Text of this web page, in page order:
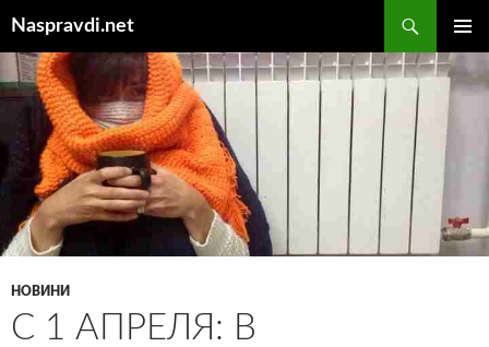
вмісту
Naspravdi.net
МЕНЮ
НОВИНИ
С 1 АПРЕЛЯ: В